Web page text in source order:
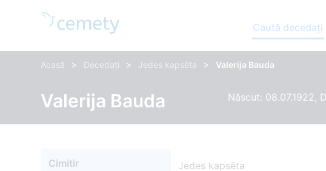
Caută decedați
Acasă > Decedați > Jedes kapsēta > Valerija Bauda
Valerija Bauda Născut: 08.07.1922,
Cimitir Jedes kapsēta